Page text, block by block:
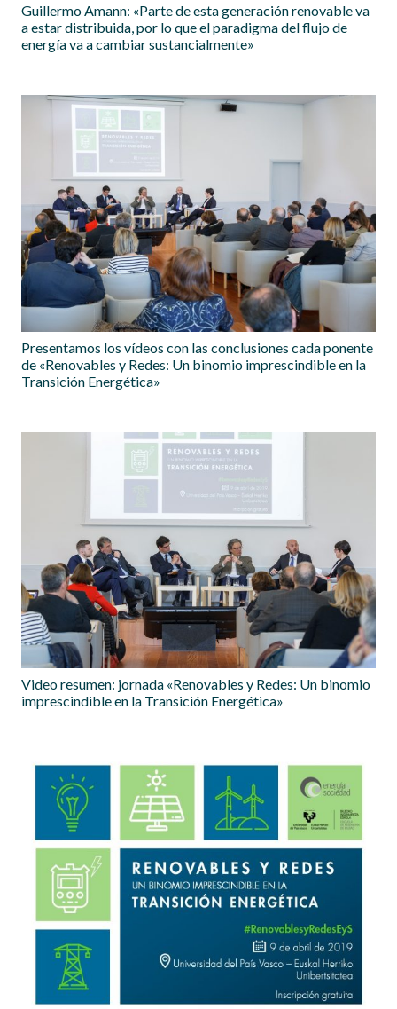
Guillermo Amann: «Parte de esta generación renovable va
a estar distribuida, por lo que el paradigma del flujo de
energía va a cambiar sustancialmente»
Presentamos los vídeos con las conclusiones cada ponente
de «Renovables y Redes: Un binomio imprescindible en la
Transición Energética»
Video resumen: jornada «Renovables y Redes: Un binomio
imprescindible en la Transición Energética»